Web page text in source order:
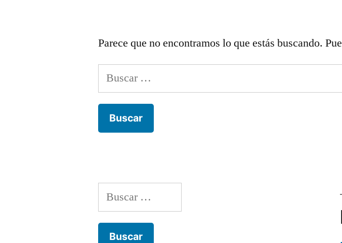
Parece que no encontramos lo que estás buscando.
Buscar:
Buscar: